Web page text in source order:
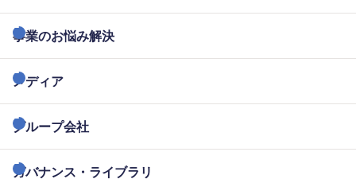
事業のお悩み解決
メディア
グループ会社
ガバナンス・ライブラリ